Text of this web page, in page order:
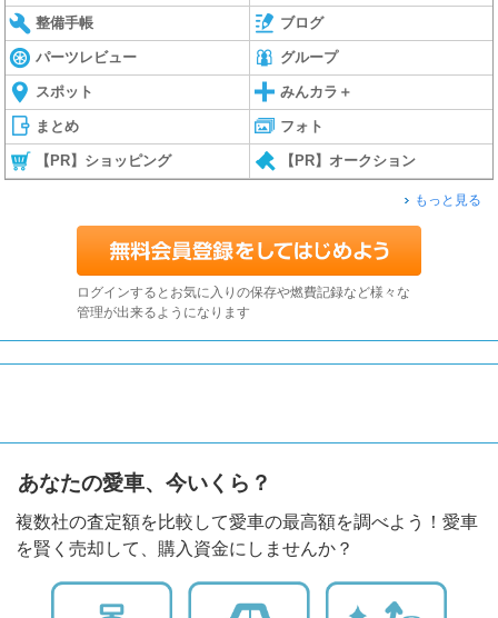
整備手帳 ブログ
パーツレビュー グループ
スポット みんカラ＋
まとめ フォト
【PR】ショッピング 【PR】オークション
もっと見る
ログインするとお気に入りの保存や燃費記録など様々な
管理が出来るようになります
あなたの愛車、今いくら？
複数社の査定額を比較して愛車の最高額を調べよう！愛車
を賢く売却して、購入資金にしませんか？